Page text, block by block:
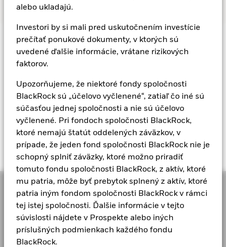
alebo ukladajú.
Investori by si mali pred uskutočnením investície
prečítať ponukové dokumenty, v ktorých sú
uvedené ďalšie informácie, vrátane rizikových
faktorov.
Upozorňujeme, že niektoré fondy spoločnosti
BlackRock sú „účelovo vyčlenené“, zatiaľ čo iné sú
súčasťou jednej spoločnosti a nie sú účelovo
vyčlenené. Pri fondoch spoločnosti BlackRock,
ktoré nemajú štatút oddelených záväzkov, v
prípade, že jeden fond spoločnosti BlackRock nie je
schopný splniť záväzky, ktoré možno priradiť
tomuto fondu spoločnosti BlackRock, z aktív, ktoré
mu patria, môže byť prebytok splnený z aktív, ktoré
patria iným fondom spoločnosti BlackRock v rámci
tej istej spoločnosti. Ďalšie informácie v tejto
súvislosti nájdete v Prospekte alebo iných
príslušných podmienkach každého fondu
BlackRock.
Source:
Series se pohybuje mezi 0,07 a 0,30 % ročně (k 27.
listopadu 2024). Celkový poměr nákladů (TER) je
měřítkem celkových nákladů fondu pro investora.
Think Advisor - World's 20 Biggest Asset Managers:
2024 – 25 June 2024
Naším cieľom v spoločnosti BlackRock ako globálneho
správcu investícií a dôverníka našich klientov je